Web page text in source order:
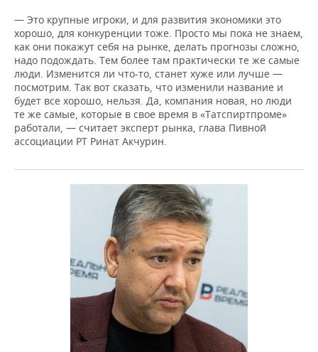
— Это крупные игроки, и для развития экономики это
хорошо, для конкуренции тоже. Просто мы пока не знаем,
как они покажут себя на рынке, делать прогнозы сложно,
надо подождать. Тем более там практически те же самые
люди. Изменится ли что-то, станет хуже или лучше —
посмотрим. Так вот сказать, что изменили название и
будет все хорошо, нельзя. Да, компания новая, но люди
те же самые, которые в свое время в «Татспиртпроме»
работали, — считает эксперт рынка, глава Пивной
ассоциации РТ Ринат Акчурин.